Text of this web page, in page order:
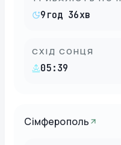
9год 36хв
СХІД СОНЦЯ
05:39
Сімферополь